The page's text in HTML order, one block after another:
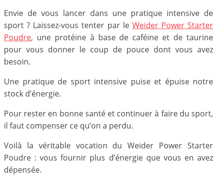
Envie de vous lancer dans une pratique intensive de
sport ? Laissez-vous tenter par le Weider Power Starter
Poudre, une protéine à base de caféine et de taurine
pour vous donner le coup de pouce dont vous avez
besoin.
Une pratique de sport intensive puise et épuise notre
stock d’énergie.
Pour rester en bonne santé et continuer à faire du sport,
il faut compenser ce qu’on a perdu.
Voilà la véritable vocation du Weider Power Starter
Poudre : vous fournir plus d’énergie que vous en avez
dépensée.